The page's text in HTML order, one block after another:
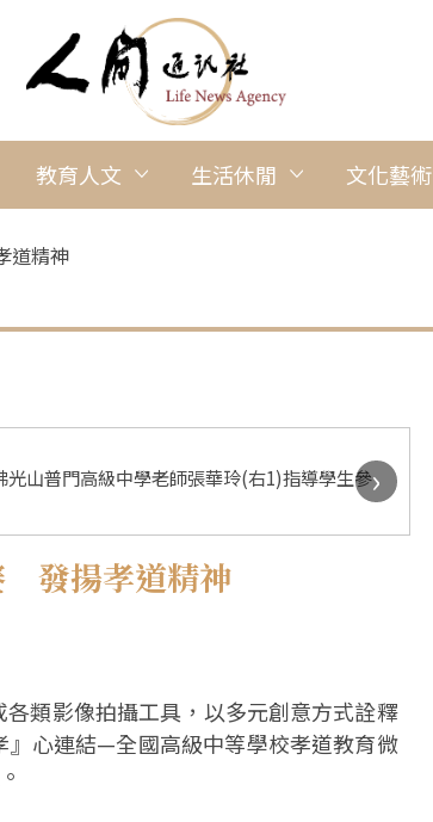
教育人文 生活休閒 文化藝術
道精神
山普門高級中學老師張華玲(右1)指導學生參›
發揚孝道精神
類影像拍攝工具，以多元創意方式詮釋
心連結—全國高級中等學校孝道教育微